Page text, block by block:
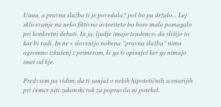
Uuuu, a pravna služba ti je povedala? pol bo pa držalo... Lej
sklicevanje na neko fiktivno avtoriteto bo bore malo pomagalo
pri konkretni debati. In ja, ljudje imajo tendenco, da slišijo to
kar bi radi. In ne v slovenijo nobena "pravna služba" nima
ogromno izkušenj z primerom, ki ga ti opisuješ ker ga nimajo
imet od kje.
Predvsem pa vidim, da ti sanjaš o nekih hipotetičnih scenarijih
pri čemer niti zakonski rok za popravilo ni potekel.